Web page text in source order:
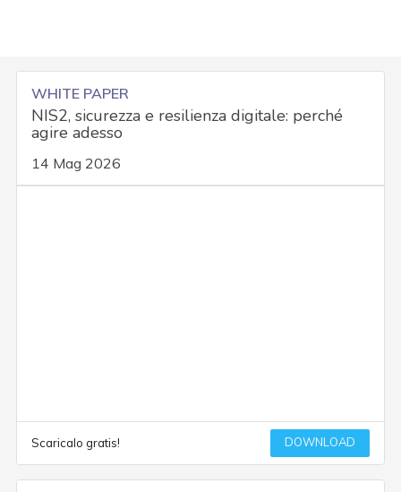
WHITE PAPER
NIS2, sicurezza e resilienza digitale: perché
agire adesso
14 Mag 2026
Scaricalo gratis! DOWNLOAD